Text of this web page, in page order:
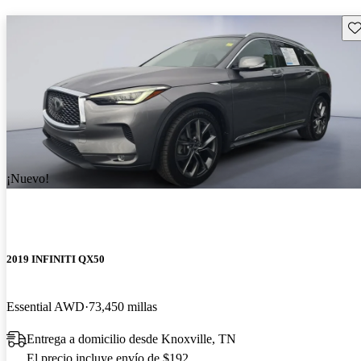
¡Nuevo!
2019 INFINITI QX50
Essential AWD 73,450 millas
Entrega a domicilio desde Knoxville, TN